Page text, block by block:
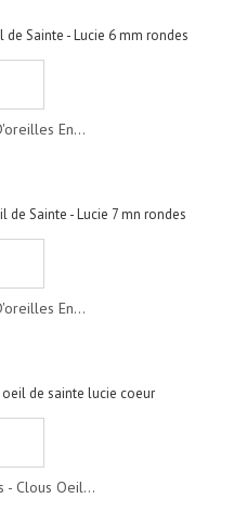
En...
En...
- Clous Oeil...